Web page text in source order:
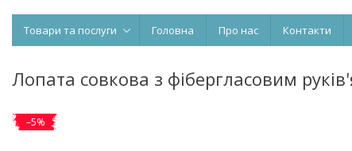
Товари та послуги Головна Про нас Контакти
Лопата совкова з фібергласовим
–5%